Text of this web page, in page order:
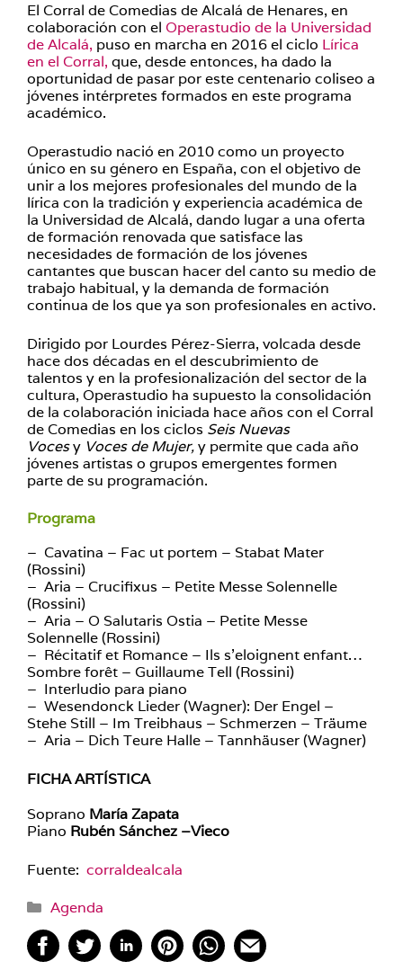
El Corral de Comedias de Alcalá de Henares, en
colaboración con el Operastudio de la Universidad
de Alcalá, puso en marcha en 2016 el ciclo Lírica
en el Corral, que, desde entonces, ha dado la
oportunidad de pasar por este centenario coliseo a
jóvenes intérpretes formados en este programa
académico.
Operastudio nació en 2010 como un proyecto
único en su género en España, con el objetivo de
unir a los mejores profesionales del mundo de la
lírica con la tradición y experiencia académica de
la Universidad de Alcalá, dando lugar a una oferta
de formación renovada que satisface las
necesidades de formación de los jóvenes
cantantes que buscan hacer del canto su medio de
trabajo habitual, y la demanda de formación
continua de los que ya son profesionales en activo.
Dirigido por Lourdes Pérez-Sierra, volcada desde
hace dos décadas en el descubrimiento de
talentos y en la profesionalización del sector de la
cultura, Operastudio ha supuesto la consolidación
de la colaboración iniciada hace años con el Corral
de Comedias en los ciclos Seis Nuevas
Vocesy Voces de Mujer,y permite que cada año
jóvenes artistas o grupos emergentes formen
parte de su programación.
Programa
– Cavatina – Fac ut portem – Stabat Mater
(Rossini)
– Aria – Crucifixus – Petite Messe Solennelle
(Rossini)
– Aria – O Salutaris Ostia – Petite Messe
Solennelle (Rossini)
– Récitatif et Romance – Ils s’eloignent enfant…
Sombre forêt – Guillaume Tell (Rossini)
– Interludio para piano
– Wesendonck Lieder (Wagner): Der Engel –
Stehe Still – Im Treibhaus – Schmerzen – Träume
– Aria – Dich Teure Halle – Tannhäuser (Wagner)
FICHA ARTÍSTICA
Soprano María Zapata
Piano Rubén Sánchez –Vieco
Fuente: corraldealcala
Categorías
Agenda